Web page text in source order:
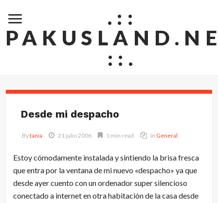
.::
::.
Desde mi despacho
Bytania 21 julio 2006 1 min read In General
Estoy cómodamente instalada y sintiendo la brisa fresca
que entra por la ventana de mi nuevo «despacho» ya que
desde ayer cuento con un ordenador super silencioso
conectado a internet en otra habitación de la casa desde